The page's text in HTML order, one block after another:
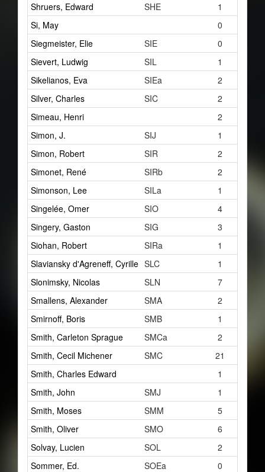
Shruers, Edward
SHE
1
Si, May
0
Siegmeister, Elie
SIE
0
Sievert, Ludwig
SIL
1
Sikelianos, Eva
SIEa
2
Silver, Charles
SIC
2
Simeau, Henri
2
Simon, J.
SIJ
1
Simon, Robert
SIR
2
Simonet, René
SIRb
2
Simonson, Lee
SILa
1
Singelée, Omer
SIO
4
Singery, Gaston
SIG
3
Siohan, Robert
SIRa
1
Slaviansky d'Agreneff, Cyrille SLC
1
Slonimsky, Nicolas
SLN
7
Smallens, Alexander
SMA
2
Smirnoff, Boris
SMB
1
Smith, Carleton Sprague
SMCa
2
Smith, Cecil Michener
SMC
21
Smith, Charles Edward
1
Smith, John
SMJ
1
Smith, Moses
SMM
5
Smith, Oliver
SMO
6
Solvay, Lucien
SOL
2
Sommer, Ed.
SOEa
0